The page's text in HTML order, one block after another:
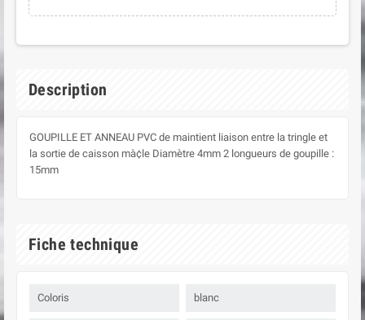
Description
GOUPILLE ET ANNEAU PVC de maintient liaison entre la tringle et
la sortie de caisson mà¢le Diamètre 4mm 2 longueurs de goupille :
15mm
Fiche technique
Coloris blanc